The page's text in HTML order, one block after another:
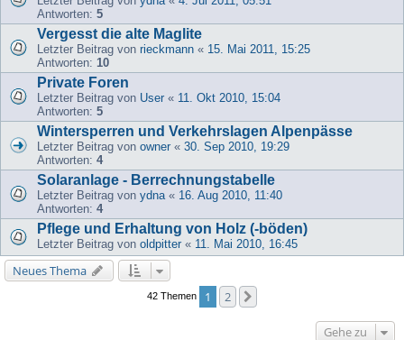
Antworten: 5
Vergesst die alte Maglite
Letzter Beitrag von rieckmann « 15. Mai 2011, 15:25
Antworten: 10
Private Foren
Letzter Beitrag von User « 11. Okt 2010, 15:04
Antworten: 5
Wintersperren und Verkehrslagen Alpenpässe
Letzter Beitrag von owner « 30. Sep 2010, 19:29
Antworten: 4
Solaranlage - Berrechnungstabelle
Letzter Beitrag von ydna « 16. Aug 2010, 11:40
Antworten: 4
Pflege und Erhaltung von Holz (-böden)
Letzter Beitrag von oldpitter « 11. Mai 2010, 16:45
Neues Thema
42 Themen 1 2
Gehe zu